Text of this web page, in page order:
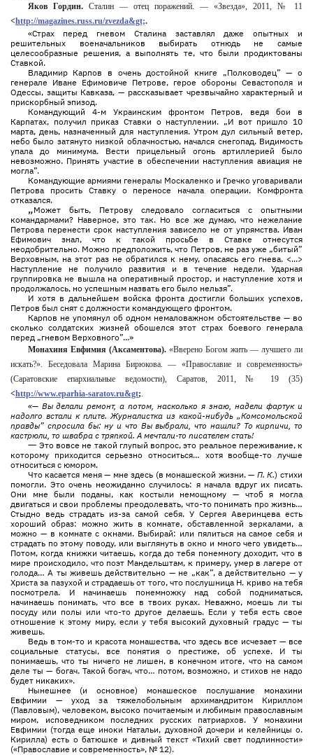
Яков Гордин. Сталин — отец поражений. — «Звезда», 2011, № 11
<http://magazines.russ.ru/zvezda&gt;.
«Страх перед гневом Сталина заставлял даже опытных и
решительных военачальников выбирать отнюдь не самые
целесообразные решения, a выполнять те, что были продиктованы
Ставкой.
Владимир Карпов в очень достойной книге „Полководец” — о
генерале Иване Ефимовиче Петрове, герое обороны Севастополя и
Одессы, защиты Кавказа, — рассказывает чрезвычайно характерный и
прискорбный эпизод.
Командующий 4-м Украинским фронтом Петров, ведя бои в
Карпатах, получил приказ Ставки о наступлении. „И вот пришло 10
марта, день, назначенный для наступления. Утром дул сильный ветер,
небо было затянуто низкой облачностью, начался снегопад. Видимость
упала до минимума. Вести прицельный огонь артиллерией было
невозможно. Принять участие в обеспечении наступления авиация не
могла”.
Командующие армиями генералы Москаленко и Гречко уговаривали
Петрова просить Ставку о переносе начала операции. Комфронта
отказался.
„Может быть, Петрову следовало согласиться с опытными
командармами? Наверное, это так. Но все же думаю, что нежелание
Петрова перенести срок наступления зависело не от упрямства. Иван
Ефимович знал, что к такой просьбе в Ставке отнесутся
неодобрительно. Можно предположить, что Петров, не раз уже „битый”
Верховным, на этот раз не обратился к нему, опасаясь его гнева. <...>
Наступление не получило развития и в течение недели. Ударная
группировка не вышла на оперативный простор, и наступление хотя и
продолжалось, но успешным назвать его было нельзя”.
И хотя в дальнейшем войска фронта достигли больших успехов,
Петров был снят с должности командующего фронтом.
Карпов не упомянул об одном немаловажном обстоятельстве — во
сколько солдатских жизней обошелся этот страх боевого генерала
перед „гневом Верховного”...»
Монахиня Евфимия (Аксаментова). «Вверено Богом жить — лучшего ли
искать?». Беседовала Марина Бирюкова. — «Православие и современность»
(Саратовские епархиальные ведомости), Саратов, 2011, № 19 (35)
<http://www.eparhia-saratov.ru&gt;.
«— Вы делали ремонт, а потом, насколько я знаю, надели фартук и
надолго встали к плите. Журналистка из какой-нибудь „Комсомольской
правды” спросила бы: ну и что Вы выбрали, что нашли? То кирпичи, то
кастрюли, то швабра с тряпкой. А мечтали-то писателем стать!
— Это вовсе не такой глупый вопрос, это реальное переживание, к
которому приходится серьезно относиться… хотя вообще-то лучше
относиться с юмором.
Что касается меня — мне здесь (в монашеской жизни. — П. К.) стихи
помогли. Это очень неожиданно случилось: я начала вдруг их писать.
Они мне были поданы, как костыли немощному — чтоб я могла
двигаться и свои проблемы преодолевать, что-то понимать про жизнь…
Стыдно ведь страдать из-за самой себя. У Сергея Аверинцева есть
хороший образ: можно жить в комнате, обставленной зеркалами, а
можно — в комнате с окнами. Выбирай: или пялиться на самое себя и
страдать по этому поводу, или выглянуть в окно и много чего увидеть…
Потом, когда книжки читаешь, когда до тебя понемногу доходит, что в
мире происходило, что поэт Мандельштам, к примеру, умер в лагере от
голода… А ты живешь действительно — не „как”, а действительно — у
Христа за пазухой и страдаешь от того, что послушница Н. криво на тебя
посмотрела. И начинаешь понемножку над собой подниматься,
начинаешь понимать, что все в твоих руках. Неважно, моешь ли ты
посуду или полы или что-то другое делаешь. Если у тебя есть свое
отношение к этому миру, если у тебя высокий духовный градус — ты
живешь.
Ведь в том-то и красота монашества, что здесь все исчезает — все
социальные статусы, все понятия о престиже, об успехе. И ты
понимаешь, что ты ничего не лишен, в конечном итоге, что на самом
деле ты — богач. Такой богач, что… потом, возможно, и стихов не надо
будет никаких».
Нынешнее (и основное) монашеское послушание монахини
Евфимии — уход за тяжелобольным архимандритом Кириллом
(Павловым), человеком, высоко почитаемым и любимым православным
миром, исповедником последних русских патриархов. У монахини
Евфимии (тогда еще иноки Натальи, духовной дочери и келейницы о.
Кирилла) есть о батюшке и дивный текст «Тихий свет подлинности»
(«Православие и современность», № 12).